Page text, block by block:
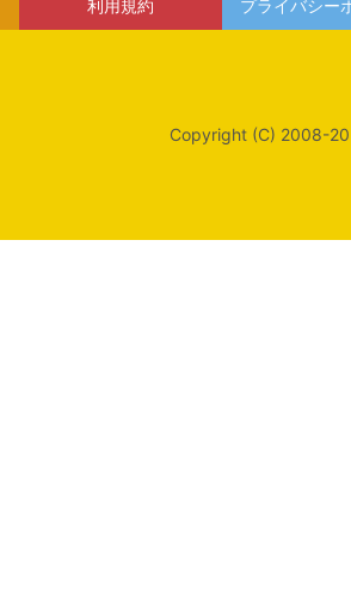
利用規約 プライバシー
Copyright (C) 2008-